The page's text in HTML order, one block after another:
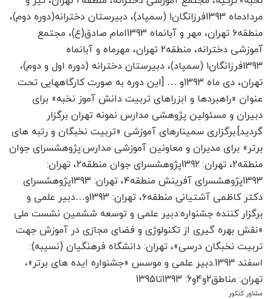
مردادماه 1393فرزانگان۱ (سمپاد)، دبیرستان دخترانه(دوره دوم)،
منطقه۶ تهران، مهر و آبان­ماه 1393امام صادق(ع)، مجتمع
آموزشی دخترانه، منطقه۲ تهران، مهرماه و آبان­ماه
1393فرزانگان۱ (سمپاد)، دبیرستان دخترانه (دوره اول و دوم)،
تهران، دی ماه 1393و … [این دوره به صورت کارگاه­هایی تحت
عنوان «راهبردها و ابزراهای تربیت دانش آموز نخبه» برای
دبیران و مسئولین پژوهشی مدارس نمونه تهران برگزار
گردید].برگزاری سمینارهای آموزشی «تربیت نخبگان و رتبه های
برتر» برای مدیران و معاونین آموزشی مدارس:پژوهشسرای جوان
منطقه2، تهران: 1392پژوهشسرای جوان منطقه۲، تهران:
1393پژوهشسرای آفرینش منطقه۴، تهران: 1393پژوهشسرای
دکتر کاظمی آشتیانی منطقه۶، تهران: 1393و…دبیر علمی و
برگزار کننده جشنواره:دبیر علمی و توسعه ششمین نشست ملی
«نقش بهره گیری از تکنولوژی و فضای مجازی در آموزش جهت
تربیت نخبگان درسی»، تهران: دانشگاه فرهنگیان (نسیبه):
اسفند 1393.دبیر علمی و موسس «جشنواره ایده های برتر»،
تهران: مناطق2و4و6: 1393تا1395
مشاور کنکور